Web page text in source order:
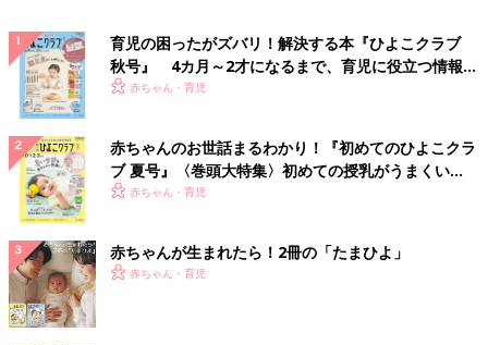
育児の困ったがズバリ！解決する本『ひよこクラブ
秋号』 4カ月～2才になるまで、育児に役立つ情報が
いっぱい！
赤ちゃん・育児
赤ちゃんのお世話まるわかり！『初めてのひよこクラ
ブ 夏号』〈巻頭大特集〉初めての授乳がうまくい
く！ おっぱい・ミルクの基本と夏のトラブル 解決テ
赤ちゃん・育児
赤ちゃんが生まれたら！2冊の「たまひよ」
赤ちゃん・育児